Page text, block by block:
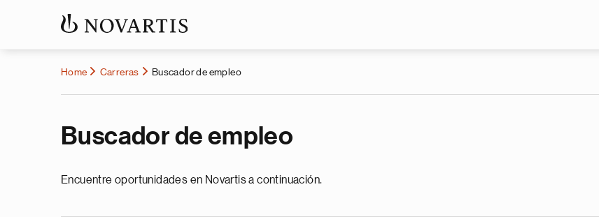
Home Carreras Buscador de empleo
Buscador de empleo
Encuentre oportunidades en Novartis a continuación.